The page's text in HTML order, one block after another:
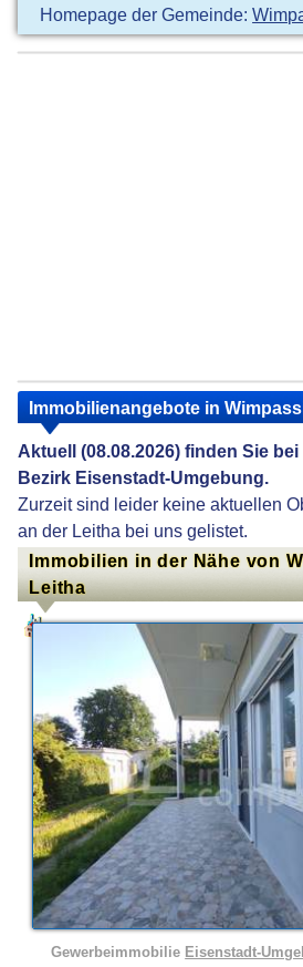
Homepage der Gemeinde:
Immobilienangebote in
Aktuell (08.08.2026) finden Sie
Bezirk Eisenstadt-Umgebung.
Zurzeit sind leider keine aktuellen
an der Leitha bei uns gelistet.
Immobilien in der Nähe von
Leitha
Gewerbeimmobilie Eisenstadt-